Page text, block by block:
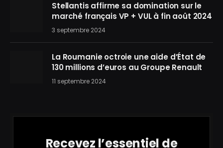
Stellantis affirme sa domination sur le
marché français VP + VUL à fin août 2024
3 septembre 2024
La Roumanie octroie une aide d’État de
130 millions d’euros au Groupe Renault
11 septembre 2024
Recevez l’essentiel de